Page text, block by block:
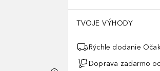
TVOJE VÝHODY
Rýchle dodanie
Doprava zadarmo